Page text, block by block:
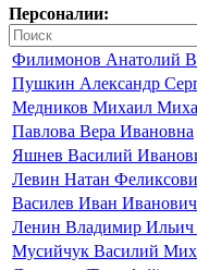
Персоналии:
Филимонов Анатолий
Пушкин Александр
Медников Михаил
Павлова Вера Ивановна
Яшнев Василий
Левин Натан
Василев Иван
Ленин Владимир Ильич
Мусийчук Василий